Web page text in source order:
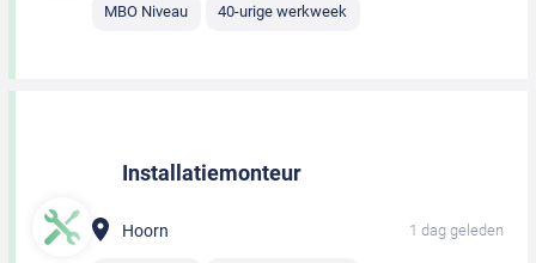
MBO Niveau 40-urige werkweek
Installatiemonteur
Hoorn 1 dag geleden